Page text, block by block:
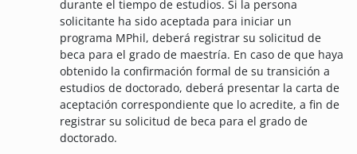
durante el tiempo de estudios. Si la persona
solicitante ha sido aceptada para iniciar un
programa MPhil, deberá registrar su solicitud de
beca para el grado de maestría. En caso de que haya
obtenido la confirmación formal de su transición a
estudios de doctorado, deberá presentar la carta de
aceptación correspondiente que lo acredite, a fin de
registrar su solicitud de beca para el grado de
doctorado.